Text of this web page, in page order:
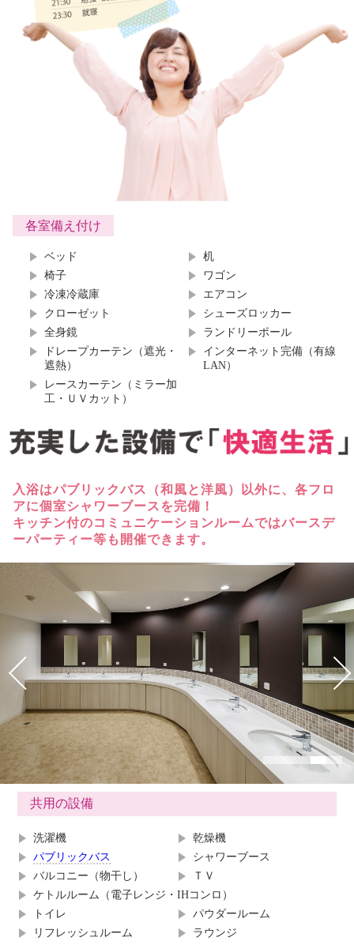
各室備え付け
ベッド
机
椅子
ワゴン
冷凍冷蔵庫
エアコン
クローゼット
シューズロッカー
全身鏡
ランドリーポール
ドレープカーテン（遮光・
遮熱）
インターネット完備（有線
LAN）
レースカーテン（ミラー加
工・ＵＶカット）
入浴はパブリックバス（和風と洋風）以外に、各フロ
アに個室シャワーブースを完備！
キッチン付のコミュニケーションルームではバースデ
ーパーティー等も開催できます。
共用の設備
洗濯機
乾燥機
パブリックバス
シャワーブース
バルコニー（物干し）
ＴＶ
ケトルルーム（電子レンジ・IHコンロ）
トイレ
パウダールーム
リフレッシュルーム
ラウンジ